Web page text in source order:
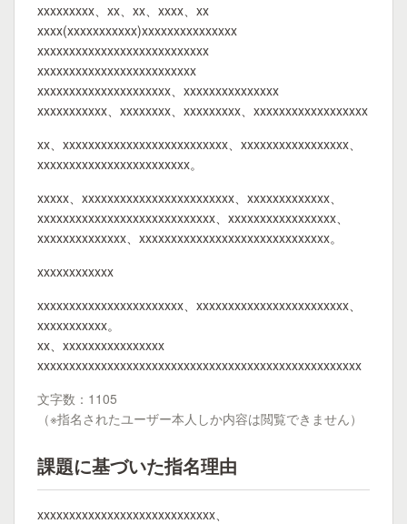
xxxxxxxxx、xx、xx、xxxx、xx
xxxx(xxxxxxxxxxx)xxxxxxxxxxxxxxx
xxxxxxxxxxxxxxxxxxxxxxxxxxx
xxxxxxxxxxxxxxxxxxxxxxxxx
xxxxxxxxxxxxxxxxxxxxx、xxxxxxxxxxxxxxx
xxxxxxxxxxx、xxxxxxxx、xxxxxxxxx、xxxxxxxxxxxxxxxxxx
xx、xxxxxxxxxxxxxxxxxxxxxxxxxx、xxxxxxxxxxxxxxxxx、
xxxxxxxxxxxxxxxxxxxxxxxx。
xxxxx、xxxxxxxxxxxxxxxxxxxxxxxx、xxxxxxxxxxxxx、
xxxxxxxxxxxxxxxxxxxxxxxxxxxx、xxxxxxxxxxxxxxxxx、
xxxxxxxxxxxxxx、xxxxxxxxxxxxxxxxxxxxxxxxxxxxxx。
xxxxxxxxxxxx
xxxxxxxxxxxxxxxxxxxxxxx、xxxxxxxxxxxxxxxxxxxxxxxx、
xxxxxxxxxxx。
xx、xxxxxxxxxxxxxxxx
xxxxxxxxxxxxxxxxxxxxxxxxxxxxxxxxxxxxxxxxxxxxxxxxxxx
文字数：1105
（※指名されたユーザー本人しか内容は閲覧できません）
課題に基づいた指名理由
xxxxxxxxxxxxxxxxxxxxxxxxxxxx、